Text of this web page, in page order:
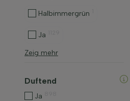
Halbimmergrün
Ja
Zeig mehr
Duftend
Ja